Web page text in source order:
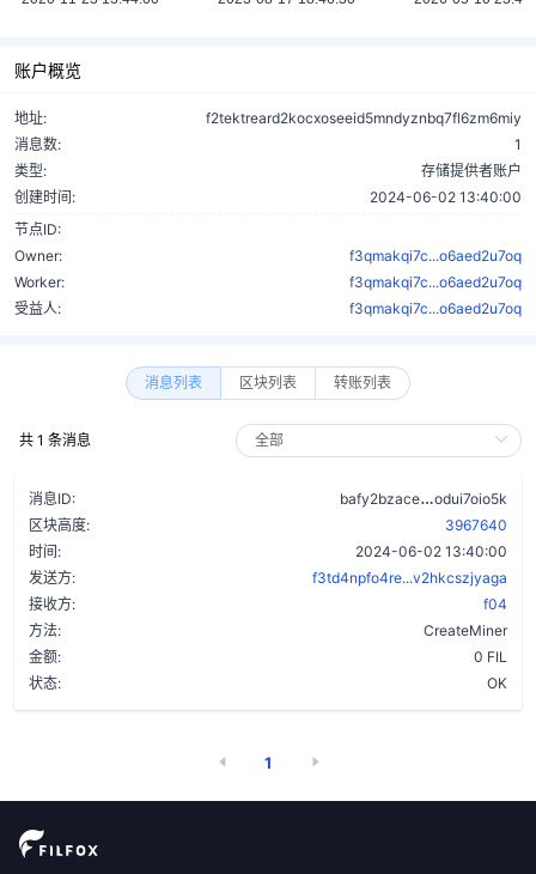
账户概览
地址:
f2tektreard2kocxoseeid5mndyznbq7fl6zm6miy
消息数:
1
类型:
存储提供者账户
创建时间:
2024-06-02 13:40:00
节点ID:
Owner:
f3qmakqi7c...o6aed2u7oq
Worker:
f3qmakqi7c...o6aed2u7oq
受益人:
f3qmakqi7c...o6aed2u7oq
消息列表 区块列表 转账列表
共 1 条消息
消息ID: bafy2bzace
odui7oio5k
区块高度:
3967640
时间:
2024-06-02 13:40:00
发送方:
f3td4npfo4re...v2hkcszjyaga
接收方:
f04
方法:
CreateMiner
金额:
0 FIL
状态:
OK
1